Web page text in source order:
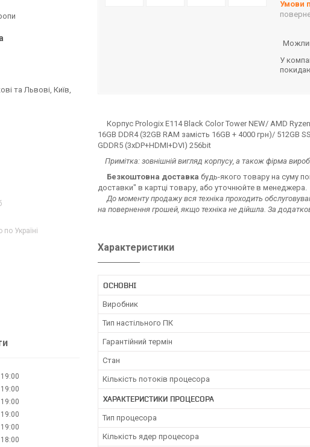
У
Корпус Prologix E114 Black Color Tower NEW/ AMD
16GB DDR4 (32GB RAM замість 16GB + 4000 грн)/ 512GB
GDDR5 (3хDP+HDMI+DVI) 256bit
Примітка: зовнішній вигляд корпусу, а також фірма
Безкоштовна доставка будь-якого товару на суму
доставки" в картці товару, або уточнюйте в менеджера.
До моменту продажу вся техніка проходить
на повернення грошей, якщо техніка не дійшла. За
Характеристики
ОСНОВНІ
Виробник
Тип настільного ПК
Гарантійний термін
Стан
Кількість потоків процесора
ХАРАКТЕРИСТИКИ ПРОЦЕСОРА
Тип процесора
Кількість ядер процесора
та Львові, Київ,
Україні
19:00
19:00
19:00
19:00
19:00
18:00